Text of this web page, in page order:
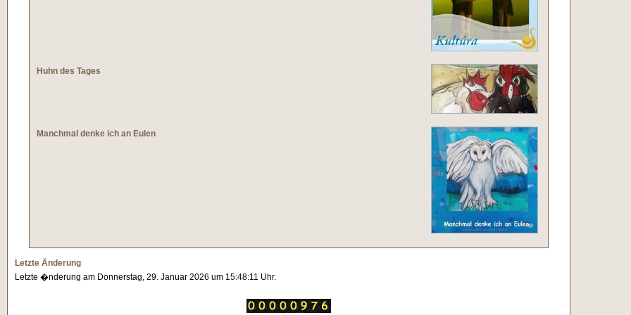
Huhn des Tages
Manchmal denke ich an Eulen
Letzte Änderung
Letzte �nderung am Donnerstag, 29. Januar 2026 um 15:48:11 Uhr.